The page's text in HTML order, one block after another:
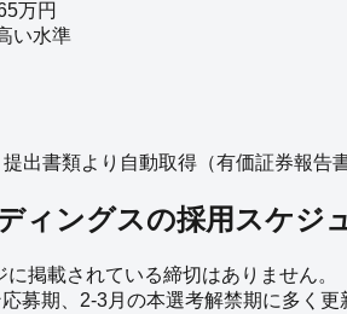
万円
い水準
出書類より自動取得（有価証券報告
ィングスの採用スケジ
掲載されている締切はありません。
募期、2-3月の本選考解禁期に多く更